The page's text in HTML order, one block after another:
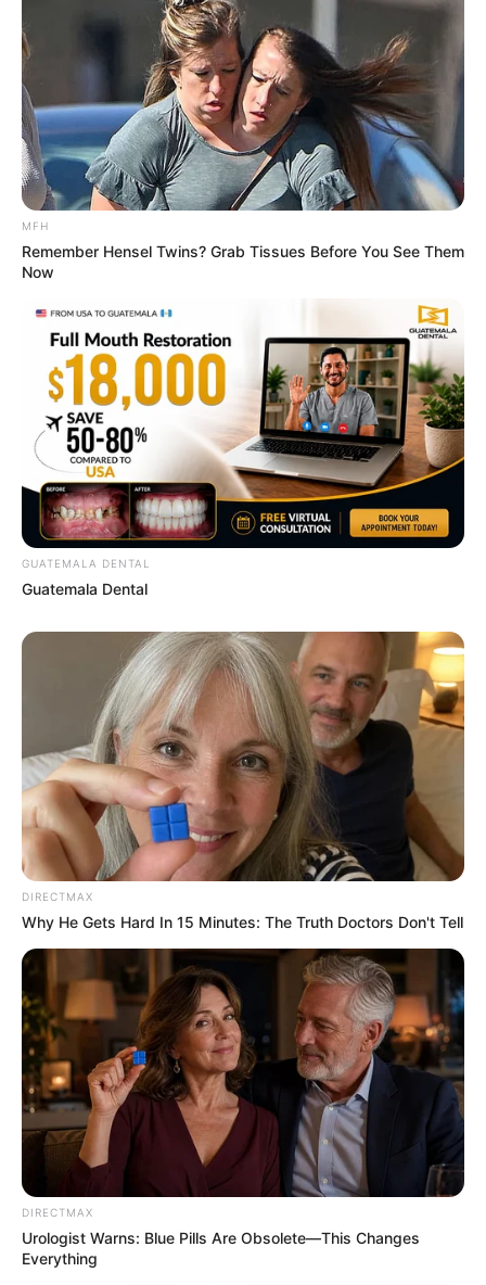
The Adorable Model For Simba In The Lion King
Remake
BRAINBERRIES
Bollywood’s Boldest Dance Scenes Still Trending
BRAINBERRIES
Hollywood's Inaccurate Portrayal of Reality - Take
a Look Inside!
BRAINBERRIES
Why everything you thought you knew about water
might be wrong
CTA LOVE
Some Moments Got Out Of Control Quickly
BRAINBERRIES
MFH
Remember Hensel Twins? Grab Tissues Before You See Them
Now
GUATEMALA DENTAL
Guatemala Dental
DIRECTMAX
Why He Gets Hard In 15 Minutes: The Truth Doctors Don't Tell
DIRECTMAX
Urologist Warns: Blue Pills Are Obsolete—This Changes
Everything